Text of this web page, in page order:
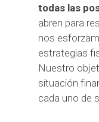
todas las
abren para
nos
estrategias
Nuestro
situación
cada uno de